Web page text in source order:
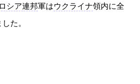
ロシア連邦軍はウクライナ領内に全
た。